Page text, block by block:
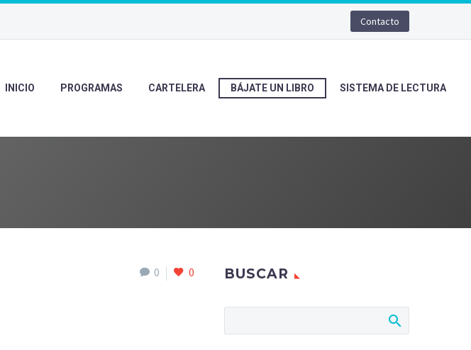
Contacto
INICIO PROGRAMAS CARTELERA BÁJATE UN LIBRO SISTEMA DE LECTURA
0 0 BUSCAR